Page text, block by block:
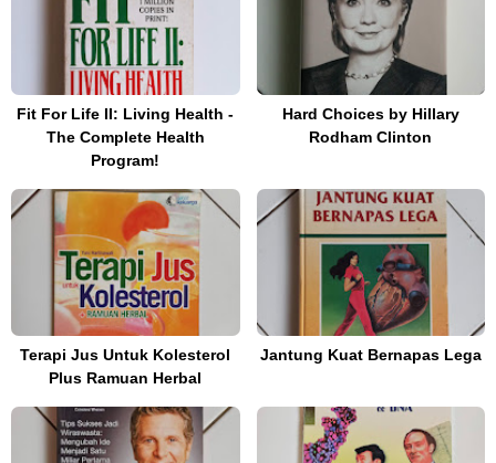
Fit For Life II: Living Health -
The Complete Health
Program!
Hard Choices by Hillary
Rodham Clinton
Terapi Jus Untuk Kolesterol
Plus Ramuan Herbal
Jantung Kuat Bernapas Lega